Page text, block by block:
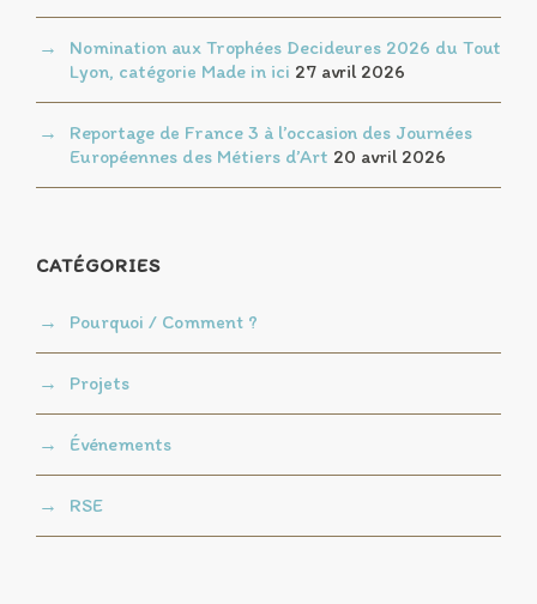
Nomination aux Trophées Decideures 2026 du Tout
Lyon, catégorie Made in ici 27 avril 2026
Reportage de France 3 à l’occasion des Journées
Européennes des Métiers d’Art 20 avril 2026
CATÉGORIES
Pourquoi / Comment ?
Projets
Événements
RSE